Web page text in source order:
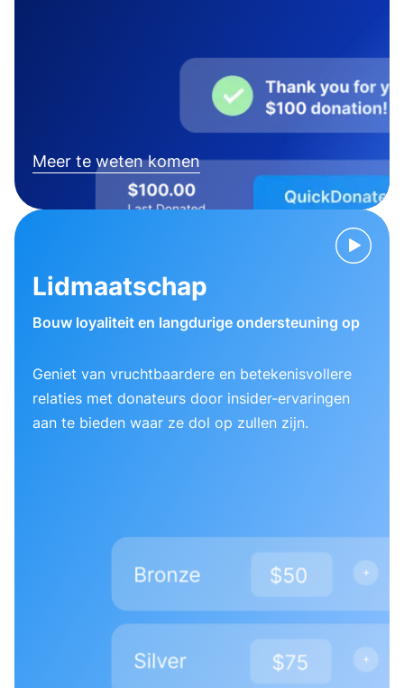
Meer te weten komen
Lidmaatschap
Bouw loyaliteit en langdurige ondersteuning op
Geniet van vruchtbaardere en betekenisvollere
relaties met donateurs door insider-ervaringen
aan te bieden waar ze dol op zullen zijn.